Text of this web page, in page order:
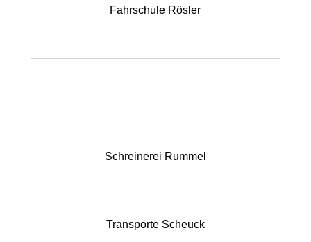
Fahrschule Rösler
Schreinerei Rummel
Transporte Scheuck